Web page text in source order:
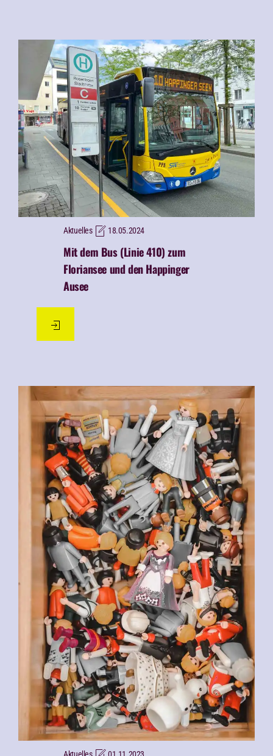
Aktuelles 18.05.2024
Mit dem Bus (Linie 410) zum
Floriansee und den Happinger
Ausee
Aktuelles 01.11.2023